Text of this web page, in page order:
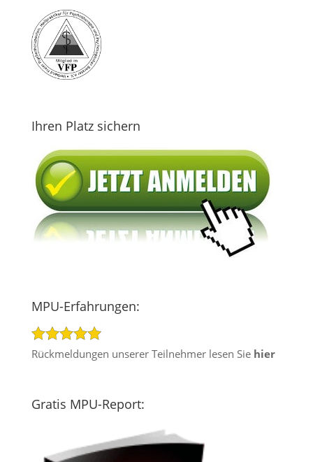
Ihren Platz sichern
MPU-Erfahrungen:
Rückmeldungen unserer Teilnehmer lesen Sie hier
Gratis MPU-Report: